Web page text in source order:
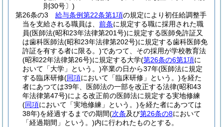
則30号〕)
第26条の3
給与条例第22条第1項の規定により初任給調整手
当を支給される職員は、 前条に規定する職に採用された職
員(医師法(昭和23年法律第201号)に規定する医師免許証又
は歯科医師法(昭和23年法律第202号)に規定する歯科医師免
許証を有する者に限る。)であつて、その採用が学校教育法
(昭和22年法律第26号)に規定する大学(第26条の6第1項に
おいて「大学」という。)卒業の日から37年(医師法に規定
する臨床研修(同項において「臨床研修」という。)を経た
者にあつては39年、医師法の一部を改正する法律(昭和43
年法律第47号)による改正前の医師法に規定する実地修練
(同項において「実地修練」という。)を経た者にあつては
38年)を経過するまでの期間(次条及び第26条の8において
「経過期間」という。)内に行われたものとする。